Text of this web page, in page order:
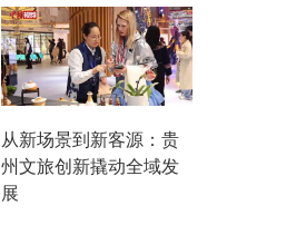
从新场景到新客源：贵
州文旅创新撬动全域发
展